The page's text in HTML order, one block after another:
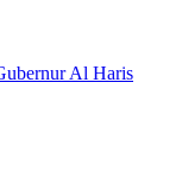
Al Haris